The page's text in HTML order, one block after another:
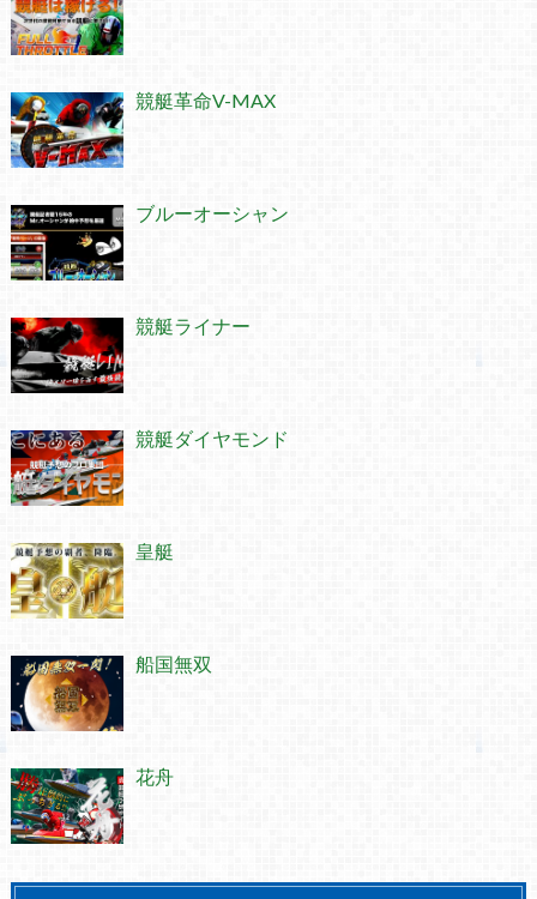
競艇革命V-MAX
ブルーオーシャン
競艇ライナー
競艇ダイヤモンド
皇艇
船国無双
花舟